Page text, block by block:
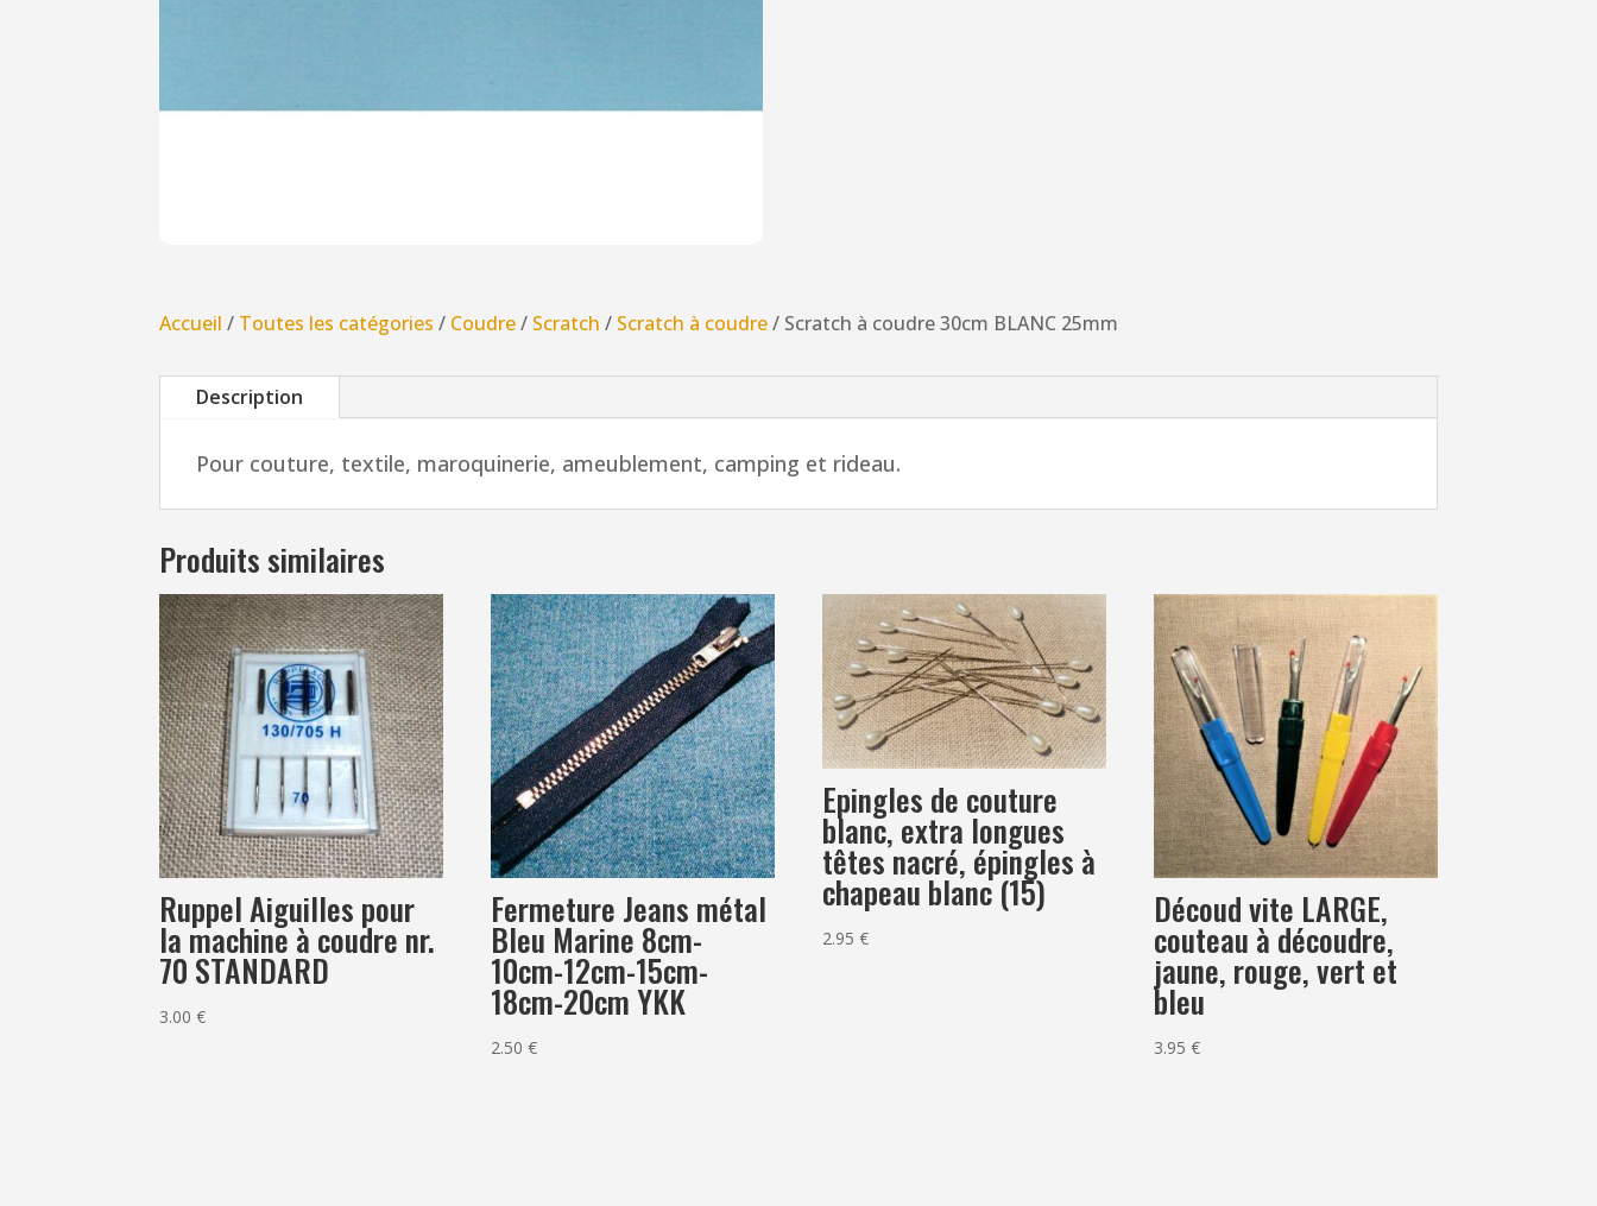
Accueil / Toutes les catégories / Coudre/ Scratch / Scratch à coudre/ Scratch à coudre 30cm BLANC 25mm
Description
Pour couture, textile, maroquinerie, ameublement, camping et rideau.
Produits similaires
Ruppel Aiguilles pour
la machine à coudre nr.
70 STANDARD
3.00€
Fermeture Jeans métal
Bleu Marine 8cm-
10cm-12cm-15cm-
18cm-20cm YKK
2.50€
Epingles de couture
blanc, extra longues
têtes nacré, épingles à
chapeau blanc (15)
2.95€
Découd vite LARGE,
couteau à découdre,
jaune, rouge, vert et
bleu
3.95€